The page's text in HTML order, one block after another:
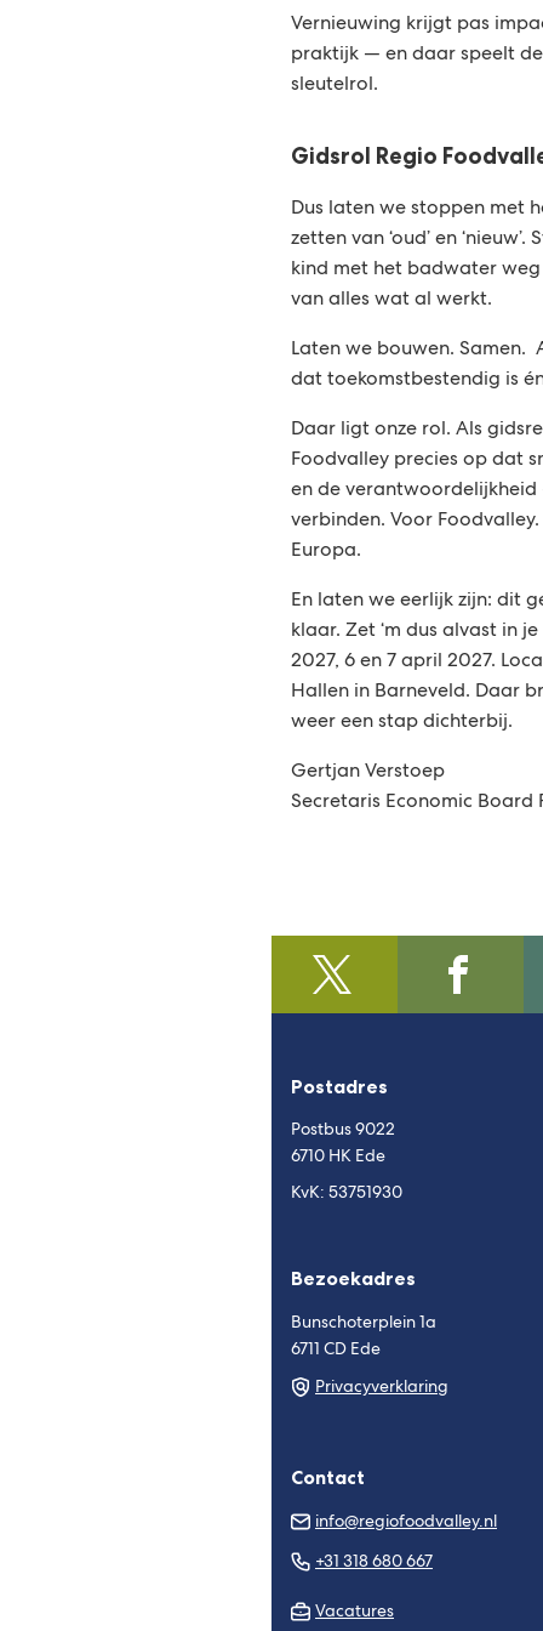
Vernieuwing krijgt pas
praktijk — en daar speelt de
sleutelrol.
Gidsrol Regio
Dus laten we stoppen met
zetten van ‘oud’ en
kind met het badwater
van alles wat al werkt.
Laten we bouwen. Samen.
dat toekomstbestendig is
Daar ligt onze rol. Als
Foodvalley precies op dat
en de
verbinden. Voor
Europa.
En laten we eerlijk zijn: dit
klaar. Zet ‘m dus alvast in
2027, 6 en 7 april 2027.
Hallen in Barneveld. Daar
weer een stap dichterbij.
Gertjan Verstoep
Secretaris Economic Board
@regiofoodvalley
(Verwijst
naar
externe
naar
Postadres
Postbus 9022
6710 HK Ede
KvK: 53751930
Bezoekadres
Bunschoterplein 1a
6711 CD Ede
Privacyverklaring
Contact
info@regiofoodvalley.nl
+31 318 680 667(Verwijst
Vacatures